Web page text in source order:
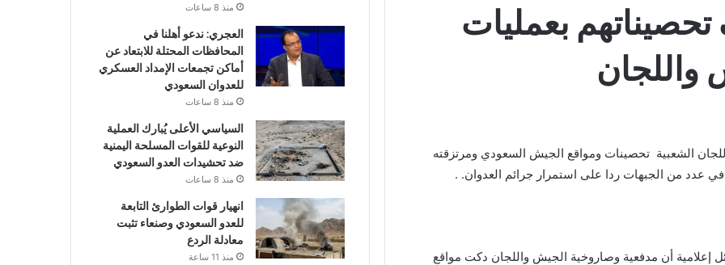
بعمليات
واللجان
الشعبية تحصينات ومواقع الجيش السعودي ومرتزقته
أن مدفعية وصاروخية الجيش واللجان دكت مواقع
منذ 8 ساعات
العجري: ندعو أهلنا في
المحافظات المحتلة للابتعاد عن
أماكن تجمعات الإمداد العسكري
للعدوان السعودي
منذ 8 ساعات
السياسي الأعلى يُبارك العملية
النوعية للقوات المسلحة اليمنية
ضد تحشيدات العدو السعودي
منذ 8 ساعات
انهيار قوات الطوارئ التابعة
للعدو السعودي وصنعاء تثبت
معادلة الردع
منذ 11 ساعة